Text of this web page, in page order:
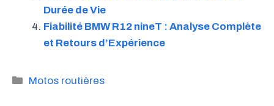
Durée de Vie
Fiabilité BMW R12 nineT : Analyse Complète
et Retours d’Expérience
Catégories
Motos routières